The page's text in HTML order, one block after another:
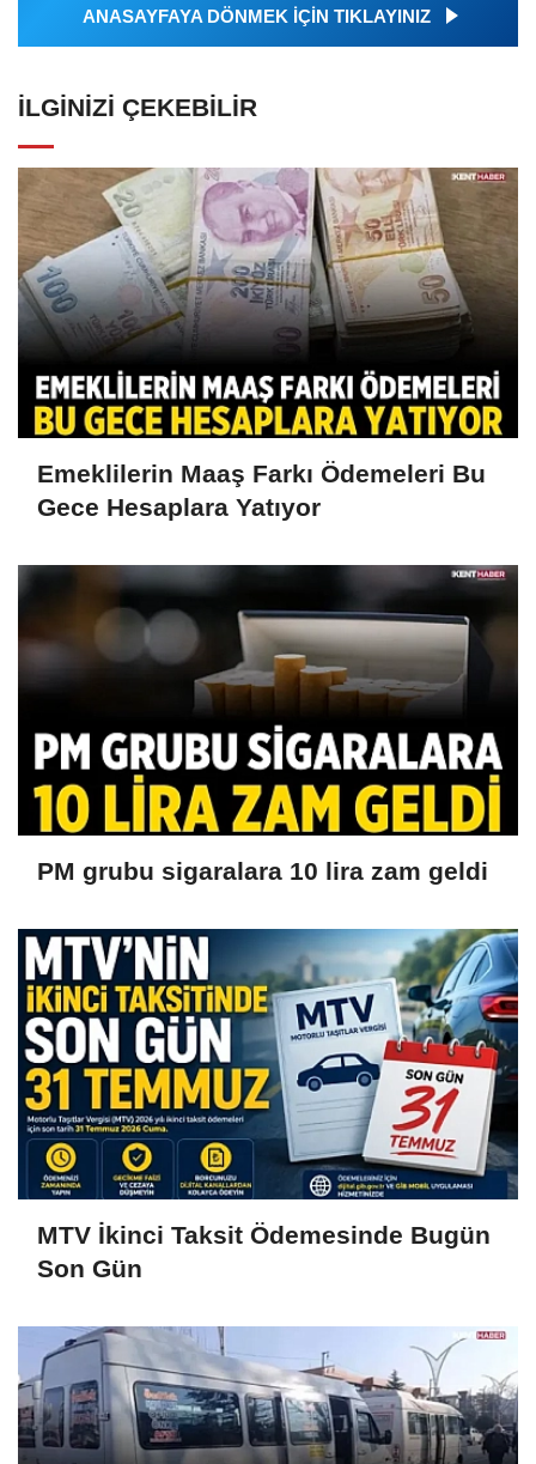
ANASAYFAYA DÖNMEK İÇİN TIKLAYINIZ
İLGINIZI ÇEKEBILIR
Emeklilerin Maaş Farkı Ödemeleri Bu
Gece Hesaplara Yatıyor
PM grubu sigaralara 10 lira zam geldi
MTV İkinci Taksit Ödemesinde Bugün
Son Gün